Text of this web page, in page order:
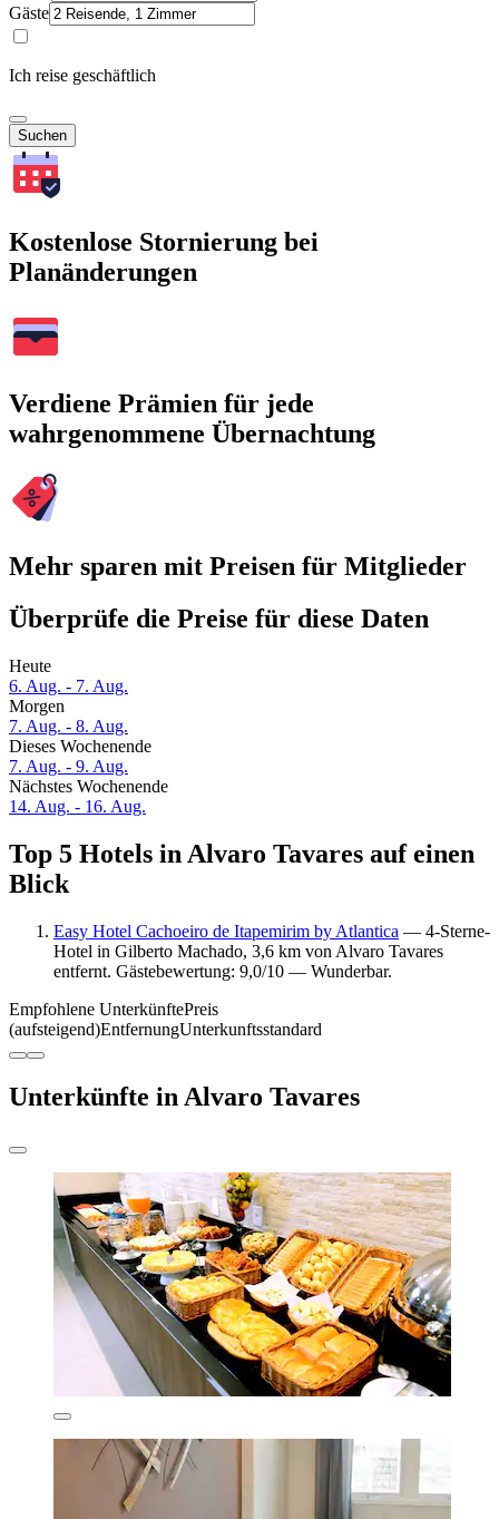
Gäste
Ich reise geschäftlich
Suchen
Kostenlose Stornierung bei
Planänderungen
Verdiene Prämien für jede
wahrgenommene Übernachtung
Mehr sparen mit Preisen für Mitglieder
Überprüfe die Preise für diese Daten
Heute
6. Aug. - 7. Aug.
Morgen
7. Aug. - 8. Aug.
Dieses Wochenende
7. Aug. - 9. Aug.
Nächstes Wochenende
14. Aug. - 16. Aug.
Top 5 Hotels in Alvaro Tavares auf einen
Blick
Easy Hotel Cachoeiro de Itapemirim by Atlantica — 4-Sterne-
Hotel in Gilberto Machado, 3,6 km von Alvaro Tavares
entfernt. Gästebewertung: 9,0/10 — Wunderbar.
Empfohlene UnterkünftePreis
(aufsteigend)EntfernungUnterkunftsstandard
Unterkünfte in Alvaro Tavares